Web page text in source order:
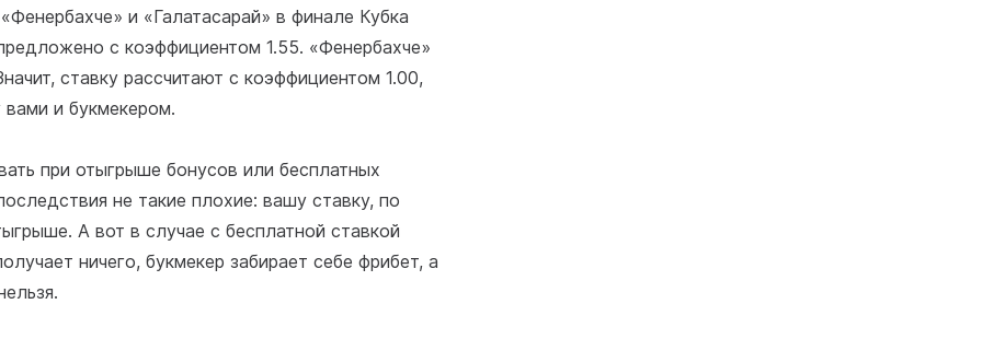
и «Галатасарай» в финале Кубка
с коэффициентом 1.55. «Фенербахче»
ставку рассчитают с коэффициентом 1.00,
и букмекером.
при отыгрыше бонусов или бесплатных
не такие плохие: вашу ставку, по
А вот в случае с бесплатной ставкой
ничего, букмекер забирает себе фрибет, а